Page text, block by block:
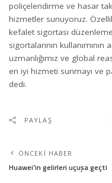
poliçelendirme ve hasar
hizmetler sunuyoruz.
kefalet sigortası
sigortalarının
uzmanlığımız ve global
en iyi hizmeti sunmayı ve
dedi.
PAYLAŞ
ÖNCEKI HABER
Huawei’in gelirleri uçuşa geçti